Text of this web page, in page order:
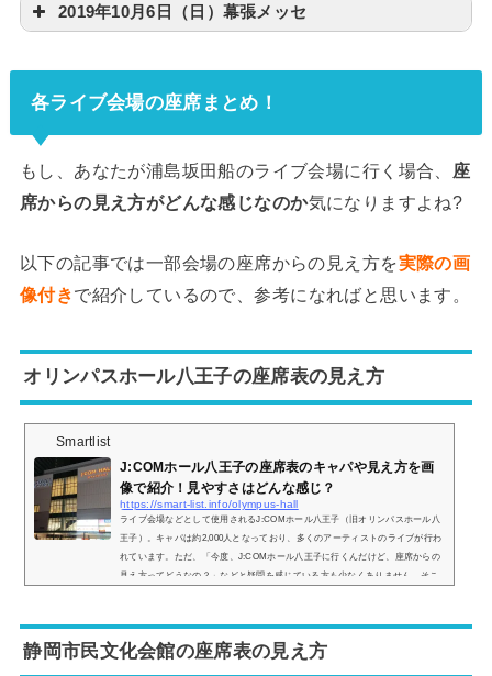
2019年10月6日（日）幕張メッセ
各ライブ会場の座席まとめ！
もし、あなたが浦島坂田船のライブ会場に行く場合、 座
席からの見え方がどんな感じなのか気になりますよね?
以下の記事では一部会場の座席からの見え方を実際の画
像付きで紹介しているので、参考になればと思います。
オリンパスホール八王子の座席表の見え方
Smartlist
J:COMホール八王子の座席表のキャパや見え方を画
像で紹介！見やすさはどんな感じ？
https://smart-list.info/olympus-hall
ライブ会場などとして使用されるJ:COMホール八王子（旧オリンパスホール八
王子）。キャパは約2,000人となっており、多くのアーティストのライブが行わ
れています。ただ、「今度、J:COMホール八王子に行くんだけど、座席からの
見え方ってどうなの？」などと疑問を感じている方も少なくありません。そこ
席表とキャパは？J:COMホール八王子（旧オリンパスホール八王子）の座席表
の画像は以...
静岡市民文化会館の座席表の見え方